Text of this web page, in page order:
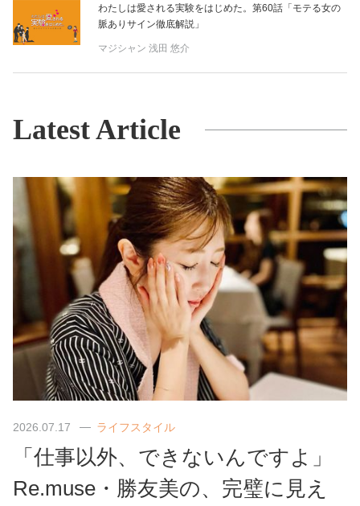
わたしは愛される実験をはじめた。第60話「モテる女の
脈ありサイン徹底解説」
マジシャン 浅田 悠介
Latest Article
2026.07.17 ライフスタイル
「仕事以外、できないんですよ」
Re.muse・勝友美の、完璧に見え